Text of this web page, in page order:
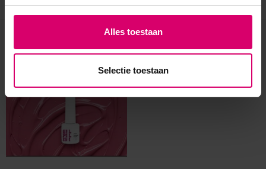
Alles toestaan
Selectie toestaan